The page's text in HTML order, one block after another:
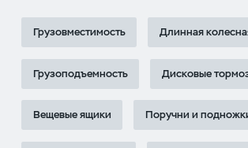
Грузовместимость Длинная
Грузоподъемность Дисковые
Вещевые ящики Поручни и